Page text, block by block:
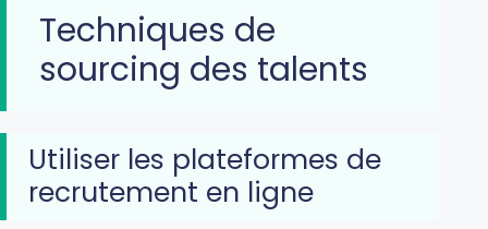
Techniques de
sourcing des talents
Utiliser les plateformes de
recrutement en ligne